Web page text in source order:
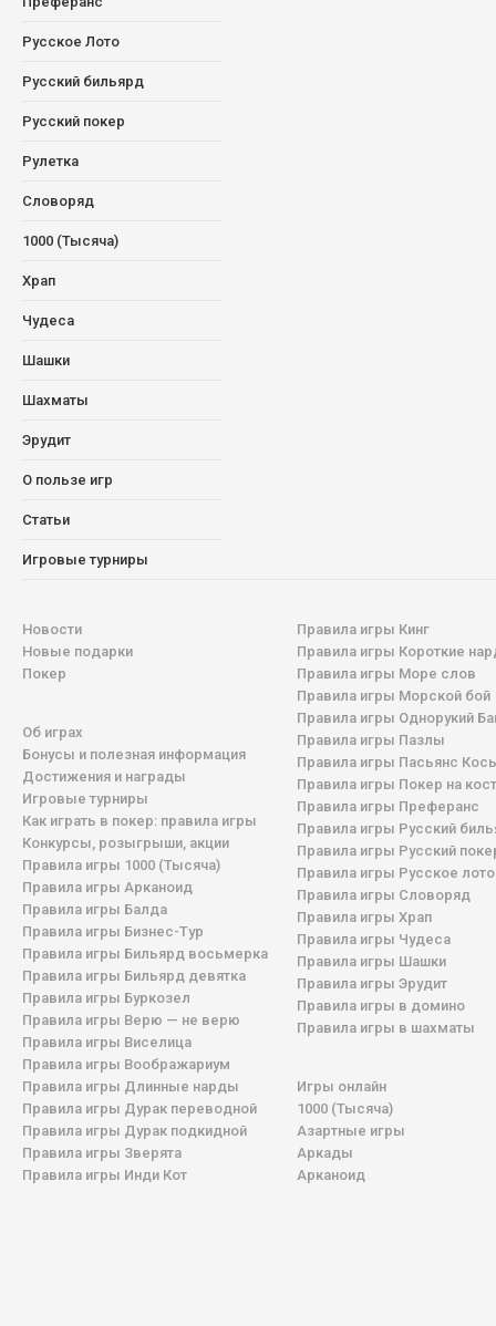
Русское Лото
Русский бильярд
Русский покер
Рулетка
Словоряд
1000 (Тысяча)
Храп
Чудеса
Шашки
Шахматы
Эрудит
О пользе игр
Статьи
Игровые турниры
Новости
Новые подарки
Покер
Об играх
Бонусы и полезная информация
Достижения и награды
Игровые турниры
Как играть в покер: правила игры
Конкурсы, розыгрыши, акции
Правила игры 1000 (Тысяча)
Правила игры Арканоид
Правила игры Балда
Правила игры Бизнес-Тур
Правила игры Бильярд восьмерка
Правила игры Бильярд девятка
Правила игры Буркозел
Правила игры Верю — не верю
Правила игры Виселица
Правила игры Воображариум
Правила игры Длинные нарды
Правила игры Дурак переводной
Правила игры Дурак подкидной
Правила игры Зверята
Правила игры Инди Кот
Правила игры Кинг
Правила игры Короткие
Правила игры Море слов
Правила игры Морской бой
Правила игры Однорукий
Правила игры Пазлы
Правила игры Пасьянс
Правила игры Покер на
Правила игры Преферанс
Правила игры Русский
Правила игры Русский
Правила игры Русское лото
Правила игры Словоряд
Правила игры Храп
Правила игры Чудеса
Правила игры Шашки
Правила игры Эрудит
Правила игры в домино
Правила игры в шахматы
Игры онлайн
1000 (Тысяча)
Азартные игры
Аркады
Арканоид